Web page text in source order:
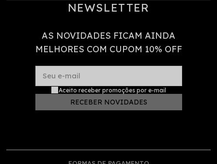
NEWSLETTER
AS NOVIDADES FICAM AINDA
MELHORES COM CUPOM 10% OFF
Seu e-mail
RECEBER NOVIDADES
Aceito receber promoções por e-mail